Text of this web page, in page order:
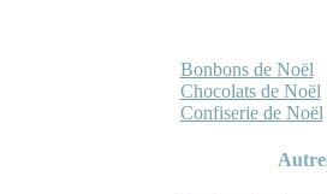
Bonbons de Noël
Chocolats de Noël
Confiserie de Noël